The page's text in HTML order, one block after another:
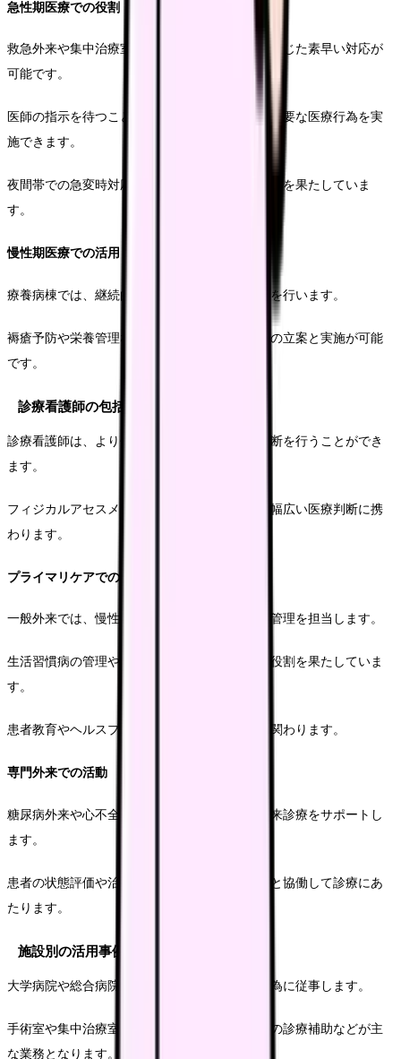
急性期医療での役割
救急外来や集中治療室では、患者の状態変化に応じた素早い対応が
可能です。
医師の指示を待つことなく、手順書に基づいて必要な医療行為を実
施できます。
夜間帯での急変時対応において、特に重要な役割を果たしていま
す。
慢性期医療での活用
療養病棟では、継続的な患者管理と状態の評価を行います。
褥瘡予防や栄養管理など、長期的なケアプランの立案と実施が可能
です。
診療看護師の包括的医療実践
診療看護師は、より包括的な患者評価と医療判断を行うことができ
ます。
フィジカルアセスメントから診断的推論まで、幅広い医療判断に携
わります。
プライマリケアでの実践
一般外来では、慢性疾患患者の定期的な評価と管理を担当します。
生活習慣病の管理や予防医療において、重要な役割を果たしていま
す。
患者教育やヘルスプロモーションにも積極的に関わります。
専門外来での活動
糖尿病外来や心不全外来など、専門性の高い外来診療をサポートし
ます。
患者の状態評価や治療方針の提案を行い、医師と協働して診療にあ
たります。
施設別の活用事例
大学病院や総合病院では、より専門的な医療行為に従事します。
手術室や集中治療室での術後管理、専門外来での診療補助などが主
な業務となります。